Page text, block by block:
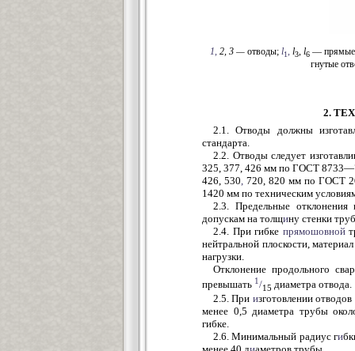
1, 2, 3 — отводы; l1, l3, l6 — прямые
гнутые
2.
2.1. Отводы должны
стандарта.
2.2. Отводы следует
325, 377, 426 мм по ГОСТ
426, 530, 720, 820 мм по ГОСТ
1420 мм по техническим
2.3. Предельные
допускам на толщину стенки
2.4. При гибке прямошовной
нейтральной плоскости,
нагрузки.
Отклонение продольного
превышать 1/15 диаметра отвода.
2.5. При изготовлении
менее 0,5 диаметра трубы
гибке.
2.6. Минимальный радиус ги